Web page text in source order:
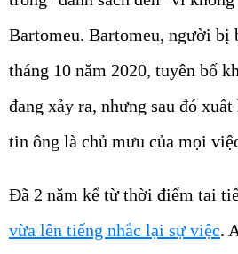
Bartomeu. Bartomeu, người bị
tháng 10 năm 2020, tuyên bố
đang xảy ra, nhưng sau đó
tin ông là chủ mưu của mọi
Đã 2 năm kể từ thời điểm tai
vừa lên tiếng nhắc lại sự việc.